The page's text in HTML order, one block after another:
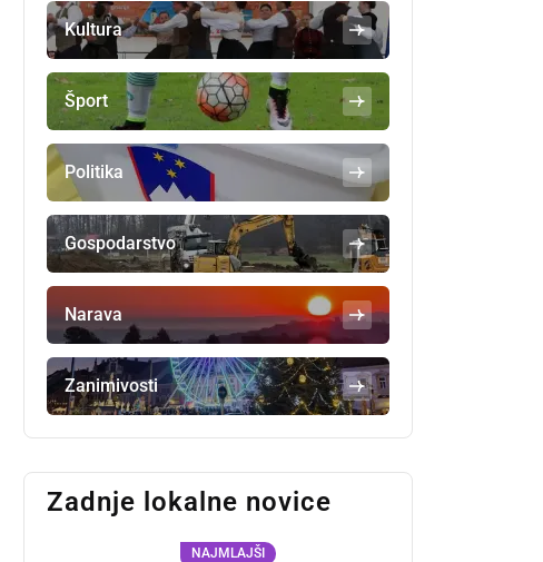
Kultura
Šport
Politika
Gospodarstvo
Narava
Zanimivosti
Zadnje lokalne novice
NAJMLAJŠI